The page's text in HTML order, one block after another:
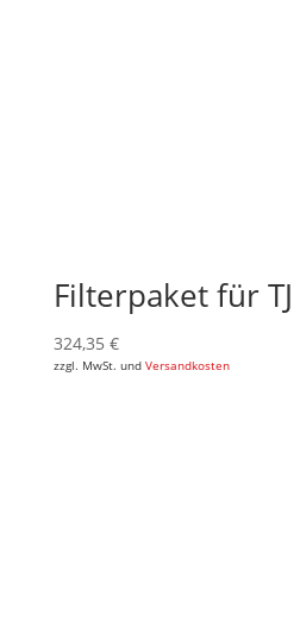
Filterpaket für
324,35 €
zzgl. MwSt. und Versandkosten